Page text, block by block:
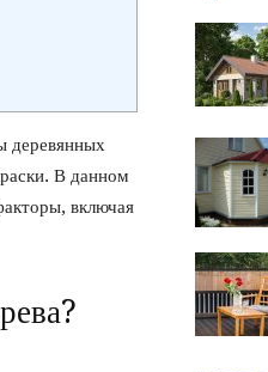
деревянных
В данном
включая